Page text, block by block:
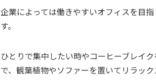
企業によっては働きやすいオフィスを目
す。
ひとりで集中したい時やコーヒーブレイ
で、観葉植物やソファーを置いてリラッ